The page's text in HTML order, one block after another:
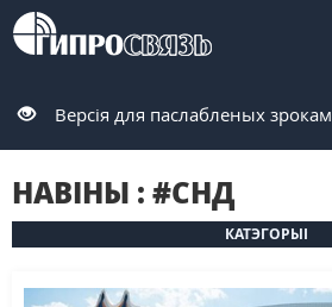
Версія для паслабленых зрокам
НАВIНЫ : #СНД
КАТЭГОРЫІ